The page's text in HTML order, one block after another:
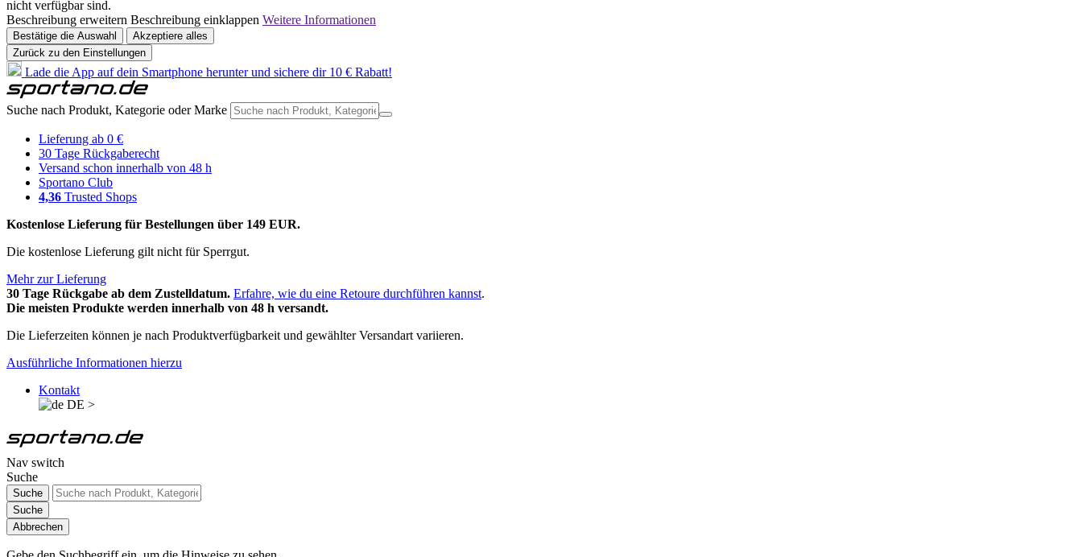
nicht verfügbar sind.
Beschreibung erweitern Beschreibung einklappen Weitere Informationen
Bestätige die Auswahl
Akzeptiere alles
Zurück zu den Einstellungen
Lade die App auf dein Smartphone herunter und sichere dir 10 € Rabatt!
Suche nach Produkt, Kategorie oder Marke
Lieferung ab 0 €
30 Tage Rückgaberecht
Versand schon innerhalb von 48 h
Sportano Club
4,36 Trusted Shops
Kostenlose Lieferung für Bestellungen über 149 EUR.
Die kostenlose Lieferung gilt nicht für Sperrgut.
Mehr zur Lieferung
30 Tage Rückgabe ab dem Zustelldatum. Erfahre, wie du eine Retoure durchführen kannst.
Die meisten Produkte werden innerhalb von 48 h versandt.
Die Lieferzeiten können je nach Produktverfügbarkeit und gewählter Versandart variieren.
Ausführliche Informationen hierzu
Kontakt
DE >
Nav switch
Suche
Suche
Suche
Abbrechen